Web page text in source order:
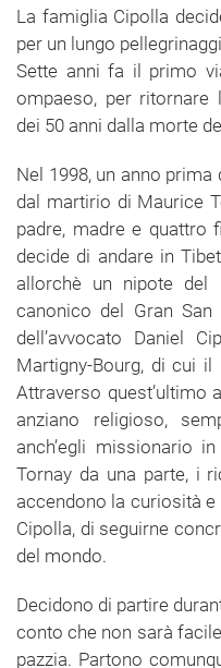
La famiglia Cipolla
per un lungo
Sette anni fa il primo
ompaeso, per ritornare
dei 50 anni dalla morte
Nel 1998, un anno
dal martirio di Maurice
padre, madre e
decide di andare in
allorchè un nipote del
canonico del Gran
dell’avvocato Daniel
Martigny-Bourg, di cui
Attraverso quest’ultimo
anziano religioso,
anch’egli missionario
Tornay da una parte, i
accendono la curiosità
Cipolla, di seguirne
del mondo.
Decidono di partire
conto che non sarà
pazzia. Partono